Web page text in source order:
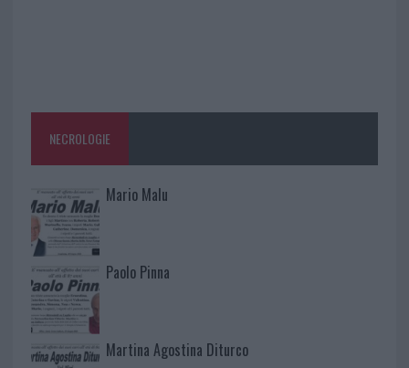
NECROLOGIE
Mario Malu
Paolo Pinna
Martina Agostina Diturco